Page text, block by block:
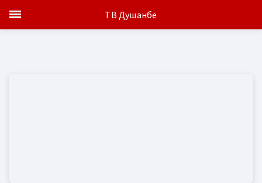
ТВ Душанбе